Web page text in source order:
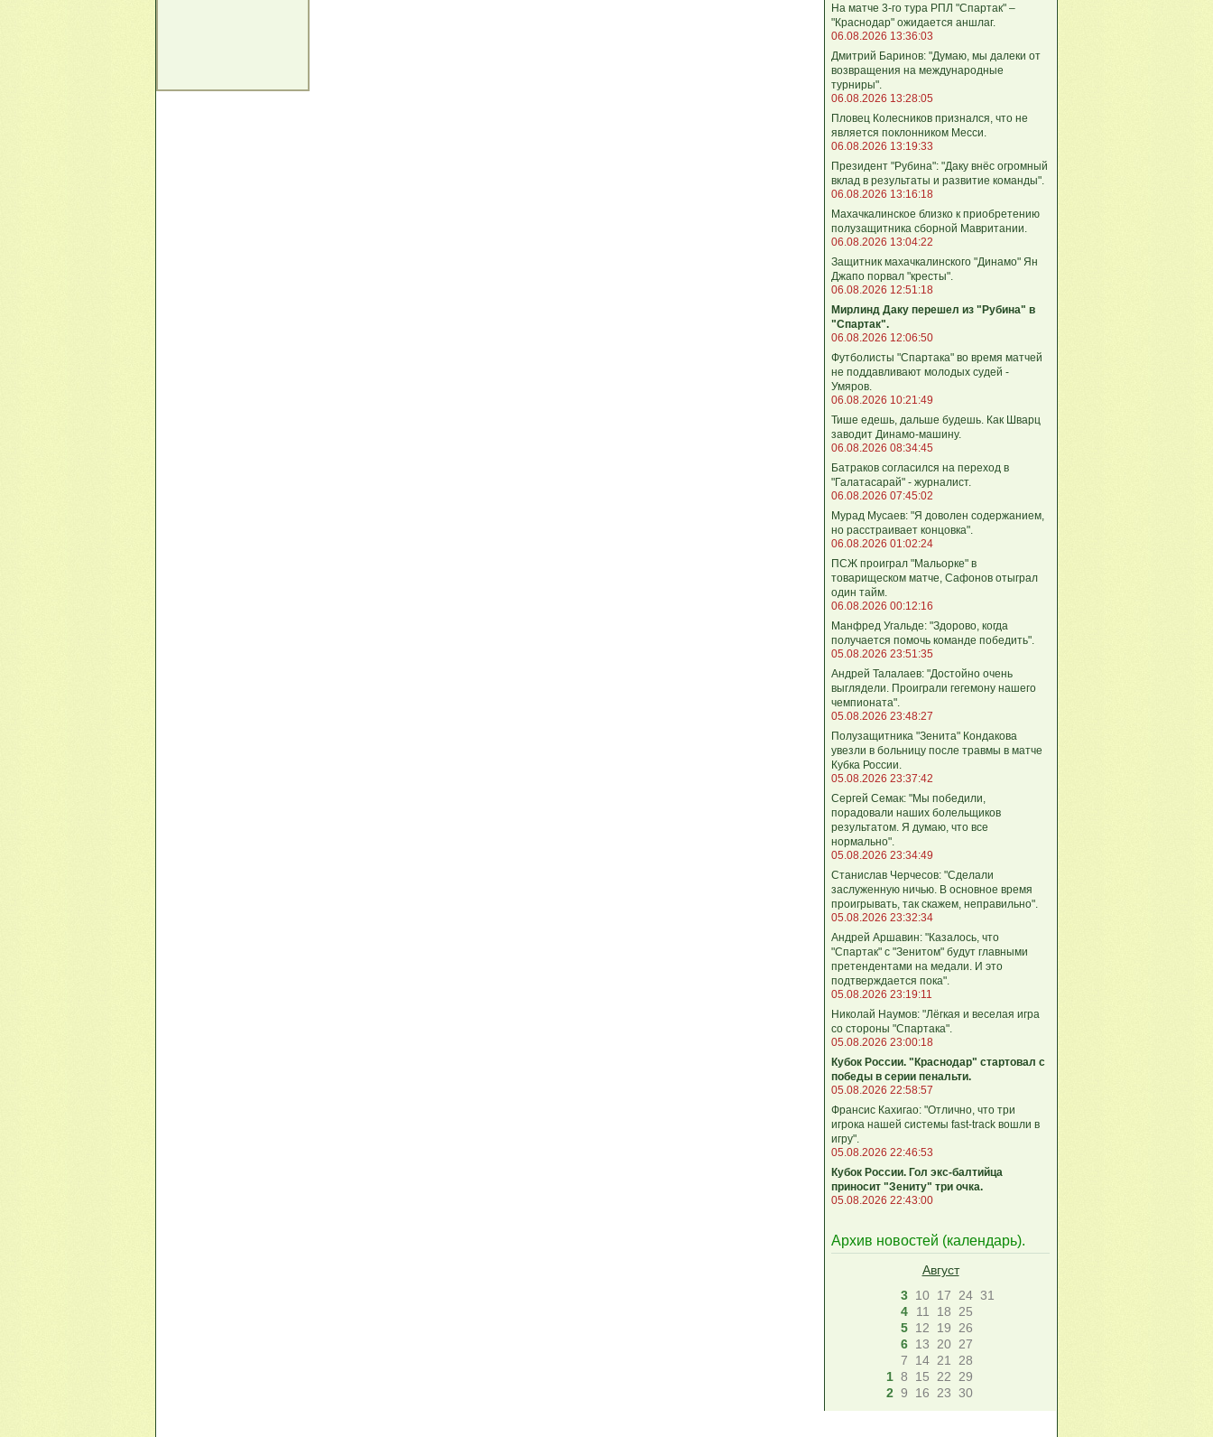
На матче 3-го тура РПЛ "Спартак" –
"Краснодар" ожидается аншлаг.
06.08.2026 13:36:03
Дмитрий Баринов: "Думаю, мы далеки от
возвращения на международные
турниры".
06.08.2026 13:28:05
Пловец Колесников признался, что не
является поклонником Месси.
06.08.2026 13:19:33
Президент "Рубина": "Даку внёс огромный
вклад в результаты и развитие команды".
06.08.2026 13:16:18
Махачкалинское близко к приобретению
полузащитника сборной Мавритании.
06.08.2026 13:04:22
Защитник махачкалинского "Динамо" Ян
Джапо порвал "кресты".
06.08.2026 12:51:18
Мирлинд Даку перешел из "Рубина" в
"Спартак".
06.08.2026 12:06:50
Футболисты "Спартака" во время матчей
не поддавливают молодых судей -
Умяров.
06.08.2026 10:21:49
Тише едешь, дальше будешь. Как Шварц
заводит Динамо-машину.
06.08.2026 08:34:45
Батраков согласился на переход в
"Галатасарай" - журналист.
06.08.2026 07:45:02
Мурад Мусаев: "Я доволен содержанием,
но расстраивает концовка".
06.08.2026 01:02:24
ПСЖ проиграл "Мальорке" в
товарищеском матче, Сафонов отыграл
один тайм.
06.08.2026 00:12:16
Манфред Угальде: "Здорово, когда
получается помочь команде победить".
05.08.2026 23:51:35
Андрей Талалаев: "Достойно очень
выглядели. Проиграли гегемону нашего
чемпионата".
05.08.2026 23:48:27
Полузащитника "Зенита" Кондакова
увезли в больницу после травмы в матче
Кубка России.
05.08.2026 23:37:42
Сергей Семак: "Мы победили,
порадовали наших болельщиков
результатом. Я думаю, что все
нормально".
05.08.2026 23:34:49
Станислав Черчесов: "Сделали
заслуженную ничью. В основное время
проигрывать, так скажем, неправильно".
05.08.2026 23:32:34
Андрей Аршавин: "Казалось, что
"Спартак" с "Зенитом" будут главными
претендентами на медали. И это
подтверждается пока".
05.08.2026 23:19:11
Николай Наумов: "Лёгкая и веселая игра
со стороны "Спартака".
05.08.2026 23:00:18
Кубок России. "Краснодар" стартовал с
победы в серии пенальти.
05.08.2026 22:58:57
Франсис Кахигао: "Отлично, что три
игрока нашей системы fast‑track вошли в
игру".
05.08.2026 22:46:53
Кубок России. Гол экс-балтийца
приносит "Зениту" три очка.
05.08.2026 22:43:00
Архив новостей (календарь).
Август
3 10 17 24 31
4
11 18
25
5 12 19
26
6 13 20 27
7
14 21
28
1 8 15 22
29
2 9 16 23 30